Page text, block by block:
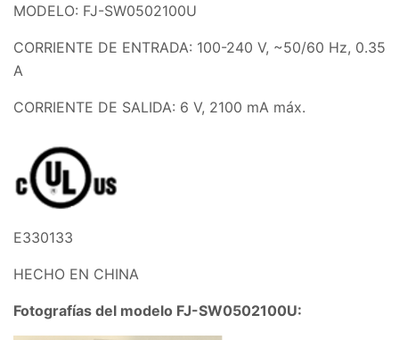
MODELO: FJ-SW0502100U
CORRIENTE DE ENTRADA: 100-240 V, ~50/60 Hz, 0.35
A
CORRIENTE DE SALIDA: 6 V, 2100 mA máx.
E330133
HECHO EN CHINA
Fotografías del modelo FJ-SW0502100U: